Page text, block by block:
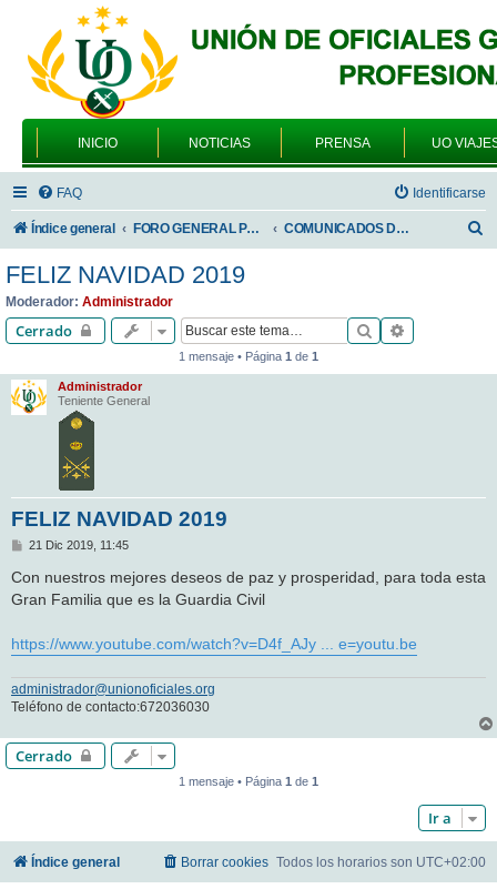
INICIO NOTICIAS PRENSA UO
FAQ Identificarse
Índice general FORO GENERAL PARA TODOS LOS USUARIOS COMUNICADOS DE LA UNIÓN DE OFICIALES
r
FELIZ NAVIDAD 2019
Moderador: Administrador
Cerrado Buscar
1 mensaje • Página 1 de 1
Administrador
Teniente General
FELIZ NAVIDAD 2019
M
n
s
a
21 Dic 2019, 11:45
Con nuestros mejores deseos de paz y prosperidad, para toda esta
Gran Familia que es la Guardia Civil
https://www.youtube.com/watch?v=D4f_AJy ... e=youtu.be
administrador@unionoficiales.org
Teléfono de contacto:672036030
Cerrado
1 mensaje • Página 1 de 1
Ir a
Índice general Todos los horarios son UTC+02:00
Borrar cookies